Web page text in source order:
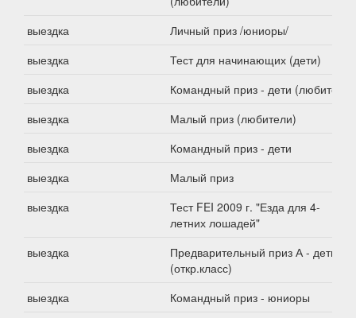
выездка
Личный приз /юниоры/
выездка
Тест для начинающих (дети)
выездка
Командный приз - дети (любители)
выездка
Малый приз (любители)
выездка
Командный приз - дети
выездка
Малый приз
выездка
Тест FEI 2009 г. "Езда для 4-
летних лошадей"
выездка
Предварительный приз А - дети
(откр.класс)
выездка
Командный приз - юниоры